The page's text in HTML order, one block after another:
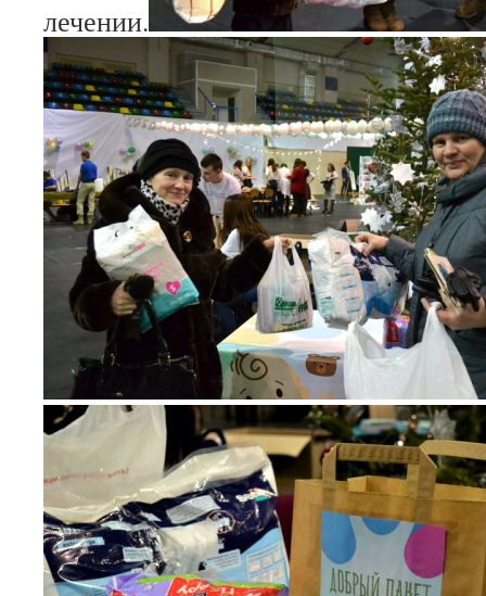
лечении.